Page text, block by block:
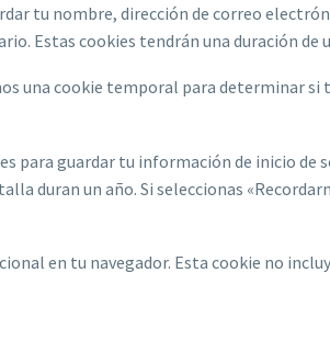
tu nombre, dirección de correo
Estas cookies tendrán una duración de
una cookie temporal para determinar
para guardar tu información de inicio de
duran un año. Si seleccionas
en tu navegador. Esta cookie no